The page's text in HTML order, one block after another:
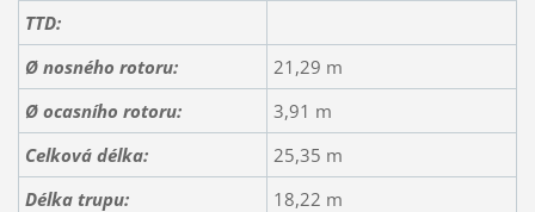
TTD:
Ø nosného rotoru:
21,29 m
Ø ocasního rotoru:
3,91 m
Celková délka:
25,35 m
Délka trupu:
18,22 m